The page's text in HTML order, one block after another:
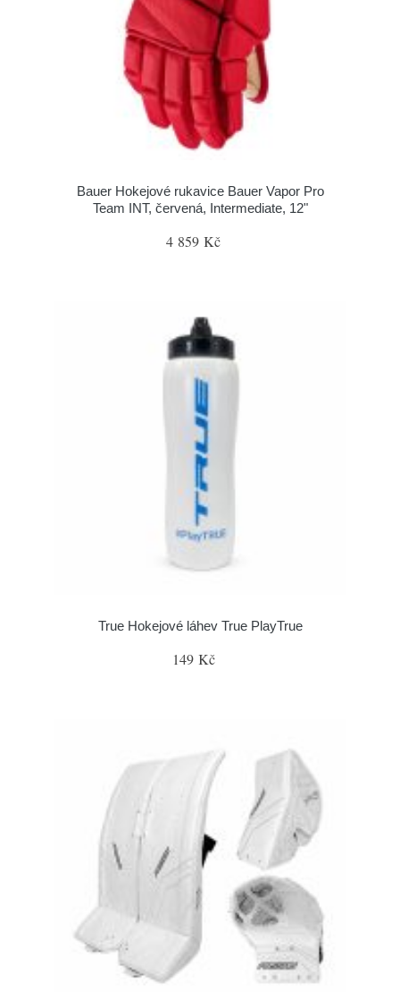
Bauer Hokejové rukavice Bauer Vapor Pro
Team INT, červená, Intermediate, 12"
4 859 Kč
True Hokejové láhev True PlayTrue
149 Kč